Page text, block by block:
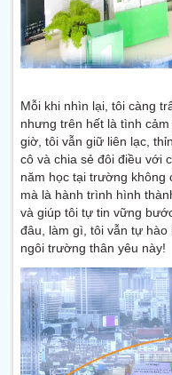
Mỗi khi nhìn lại, tôi càng
nhưng trên hết là tình
giờ, tôi vẫn giữ liên lạc,
cô và chia sẻ đôi điều với
năm học tại trường không
mà là hành trình hình
và giúp tôi tự tin vững
đâu, làm gì, tôi vẫn tự
ngôi trường thân yêu này!